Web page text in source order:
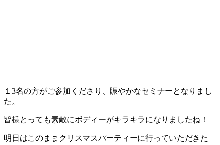
１3名の方がご参加くださり、賑やかなセミナーとなりまし
た。
皆様とっても素敵にボディーがキラキラになりましたね！
明日はこのままクリスマスパーティーに行っていただきた